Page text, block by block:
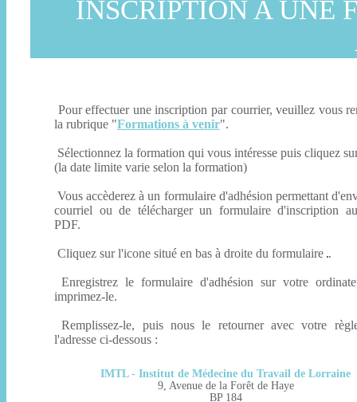
INSCRIPTION A UNE
Pour effectuer une inscription par courrier, veuillez vous
la rubrique "Formations à venir".
Sélectionnez la formation qui vous intéresse puis cliquez
(la date limite varie selon la formation)
Vous accèderez à un formulaire d'adhésion permettant
courriel ou de télécharger un formulaire d'inscription
PDF.
Cliquez sur l'icone situé en bas à droite du formulaire .
Enregistrez le formulaire d'adhésion sur votre
imprimez-le.
Remplissez-le, puis nous le retourner avec votre
l'adresse ci-dessous :
IMTL - Institut de Médecine du Travail de Lorraine
9, Avenue de la Forêt de Haye
BP 184